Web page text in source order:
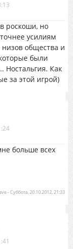
роскоши, но
усилиям
низов общества и
были
Ностальгия. Как
за этой игрой)
больше всех
-Суббота, 20.10.2012, 21:33